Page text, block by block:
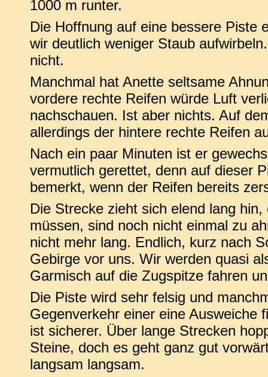
1000 m runter.
Die Hoffnung auf eine bessere Piste
wir deutlich weniger Staub
nicht.
Manchmal hat Anette seltsame
vordere rechte Reifen würde Luft
nachschauen. Ist aber nichts. Auf
allerdings der hintere rechte Reifen
Nach ein paar Minuten ist er
vermutlich gerettet, denn auf dieser
bemerkt, wenn der Reifen bereits
Die Strecke zieht sich elend lang
müssen, sind noch nicht einmal zu
nicht mehr lang. Endlich, kurz nach
Gebirge vor uns. Wir werden quasi
Garmisch auf die Zugspitze fahren
Die Piste wird sehr felsig und
Gegenverkehr einer eine Ausweiche
ist sicherer. Über lange Strecken
Steine, doch es geht ganz gut
langsam langsam.